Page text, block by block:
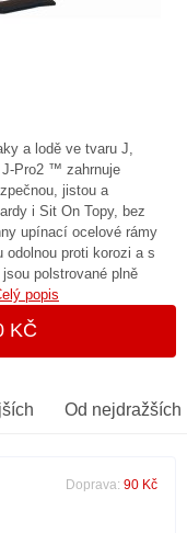
a lodě ve tvaru J,
Pro2 ™ zahrnuje
jistou a
i Sit On Topy, bez
upínací ocelové rámy
proti korozi a s
polstrované plně
popis
KČ
Od nejdražších
Doprava: 90 Kč